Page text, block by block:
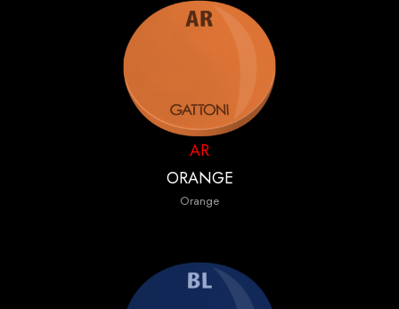
AR
ORANGE
Orange